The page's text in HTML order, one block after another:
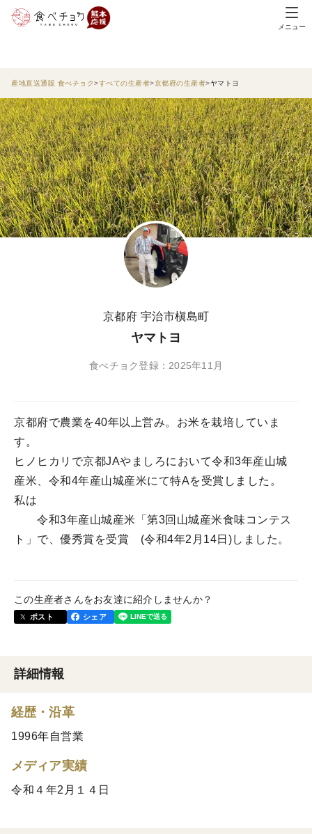
メニュー
産地直送通販 食べチョク すべての生産者 京都府の生産者 ヤマトヨ
京都府 宇治市槇島町
ヤマトヨ
食べチョク登録：2025年11月
京都府で農業を40年以上営み。お米を栽培していま
す。
ヒノヒカリで京都JAやましろにおいて令和3年産山城
産米、令和4年産山城産米にて特Aを受賞しました。
私は
令和3年産山城産米「第3回山城産米食味コンテス
ト」で、優秀賞を受賞 (令和4年2月14日)しました。
この生産者さんをお友達に紹介しませんか？
ポスト シェア
詳細情報
経歴・沿革
1996年自営業
メディア実績
令和４年2月１４日